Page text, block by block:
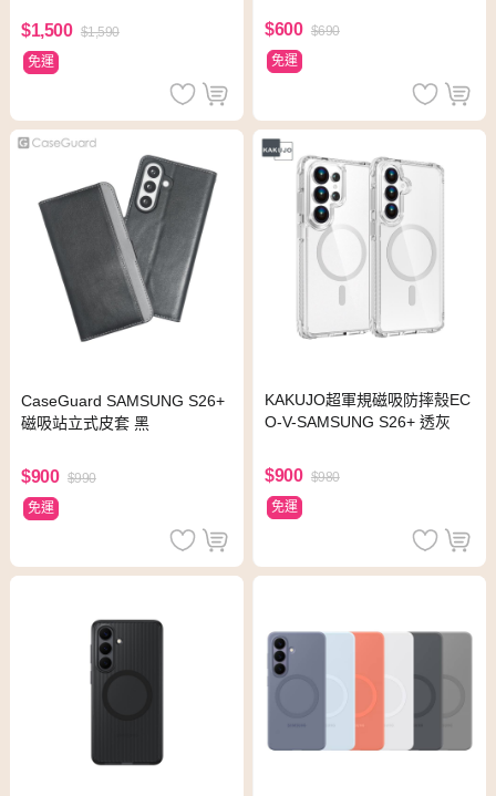
$1,500 $1,590
免運
$600 $690
免運
CaseGuard SAMSUNG S26+
磁吸站立式皮套 黑
$900 $990
免運
KAKUJO超軍規磁吸防摔殼EC
O-V-SAMSUNG S26+ 透灰
$900 $980
免運